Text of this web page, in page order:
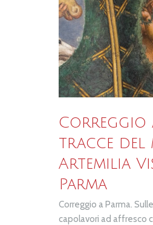
Correggio
tracce del
Artemilia
Parma
Correggio a Parma.
capolavori ad affresco